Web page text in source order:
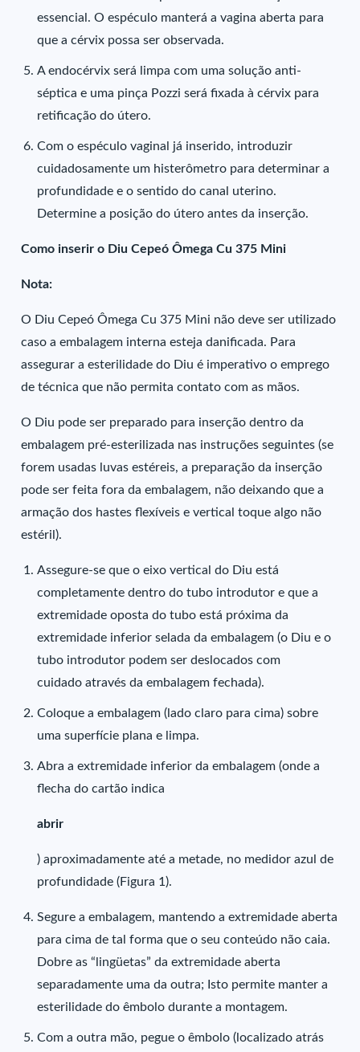
essencial. O espéculo manterá a vagina aberta para
que a cérvix possa ser observada.
A endocérvix será limpa com uma solução anti-
séptica e uma pinça Pozzi será fixada à cérvix para
retificação do útero.
Com o espéculo vaginal já inserido, introduzir
cuidadosamente um histerômetro para determinar a
profundidade e o sentido do canal uterino.
Determine a posição do útero antes da inserção.
Como inserir o Diu Cepeó Ômega Cu 375 Mini
Nota:
O Diu Cepeó Ômega Cu 375 Mini não deve ser utilizado
caso a embalagem interna esteja danificada. Para
assegurar a esterilidade do Diu é imperativo o emprego
de técnica que não permita contato com as mãos.
O Diu pode ser preparado para inserção dentro da
embalagem pré-esterilizada nas instruções seguintes (se
forem usadas luvas estéreis, a preparação da inserção
pode ser feita fora da embalagem, não deixando que a
armação dos hastes flexíveis e vertical toque algo não
estéril).
Assegure-se que o eixo vertical do Diu está
completamente dentro do tubo introdutor e que a
extremidade oposta do tubo está próxima da
extremidade inferior selada da embalagem (o Diu e o
tubo introdutor podem ser deslocados com
cuidado através da embalagem fechada).
Coloque a embalagem (lado claro para cima) sobre
uma superfície plana e limpa.
Abra a extremidade inferior da embalagem (onde a
flecha do cartão indica
abrir
) aproximadamente até a metade, no medidor azul de
profundidade (Figura 1).
Segure a embalagem, mantendo a extremidade aberta
para cima de tal forma que o seu conteúdo não caia.
Dobre as “lingüetas” da extremidade aberta
separadamente uma da outra; Isto permite manter a
esterilidade do êmbolo durante a montagem.
Com a outra mão, pegue o êmbolo (localizado atrás